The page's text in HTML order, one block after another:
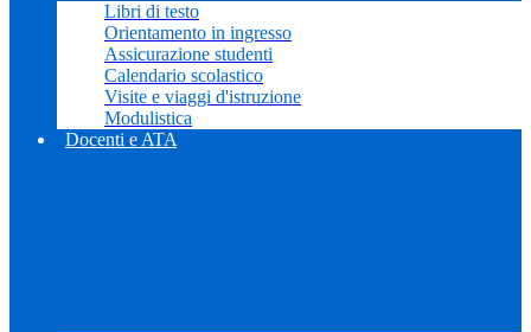
Libri di testo
Orientamento in ingresso
Assicurazione studenti
Calendario scolastico
Visite e viaggi d'istruzione
Modulistica
Docenti e ATA